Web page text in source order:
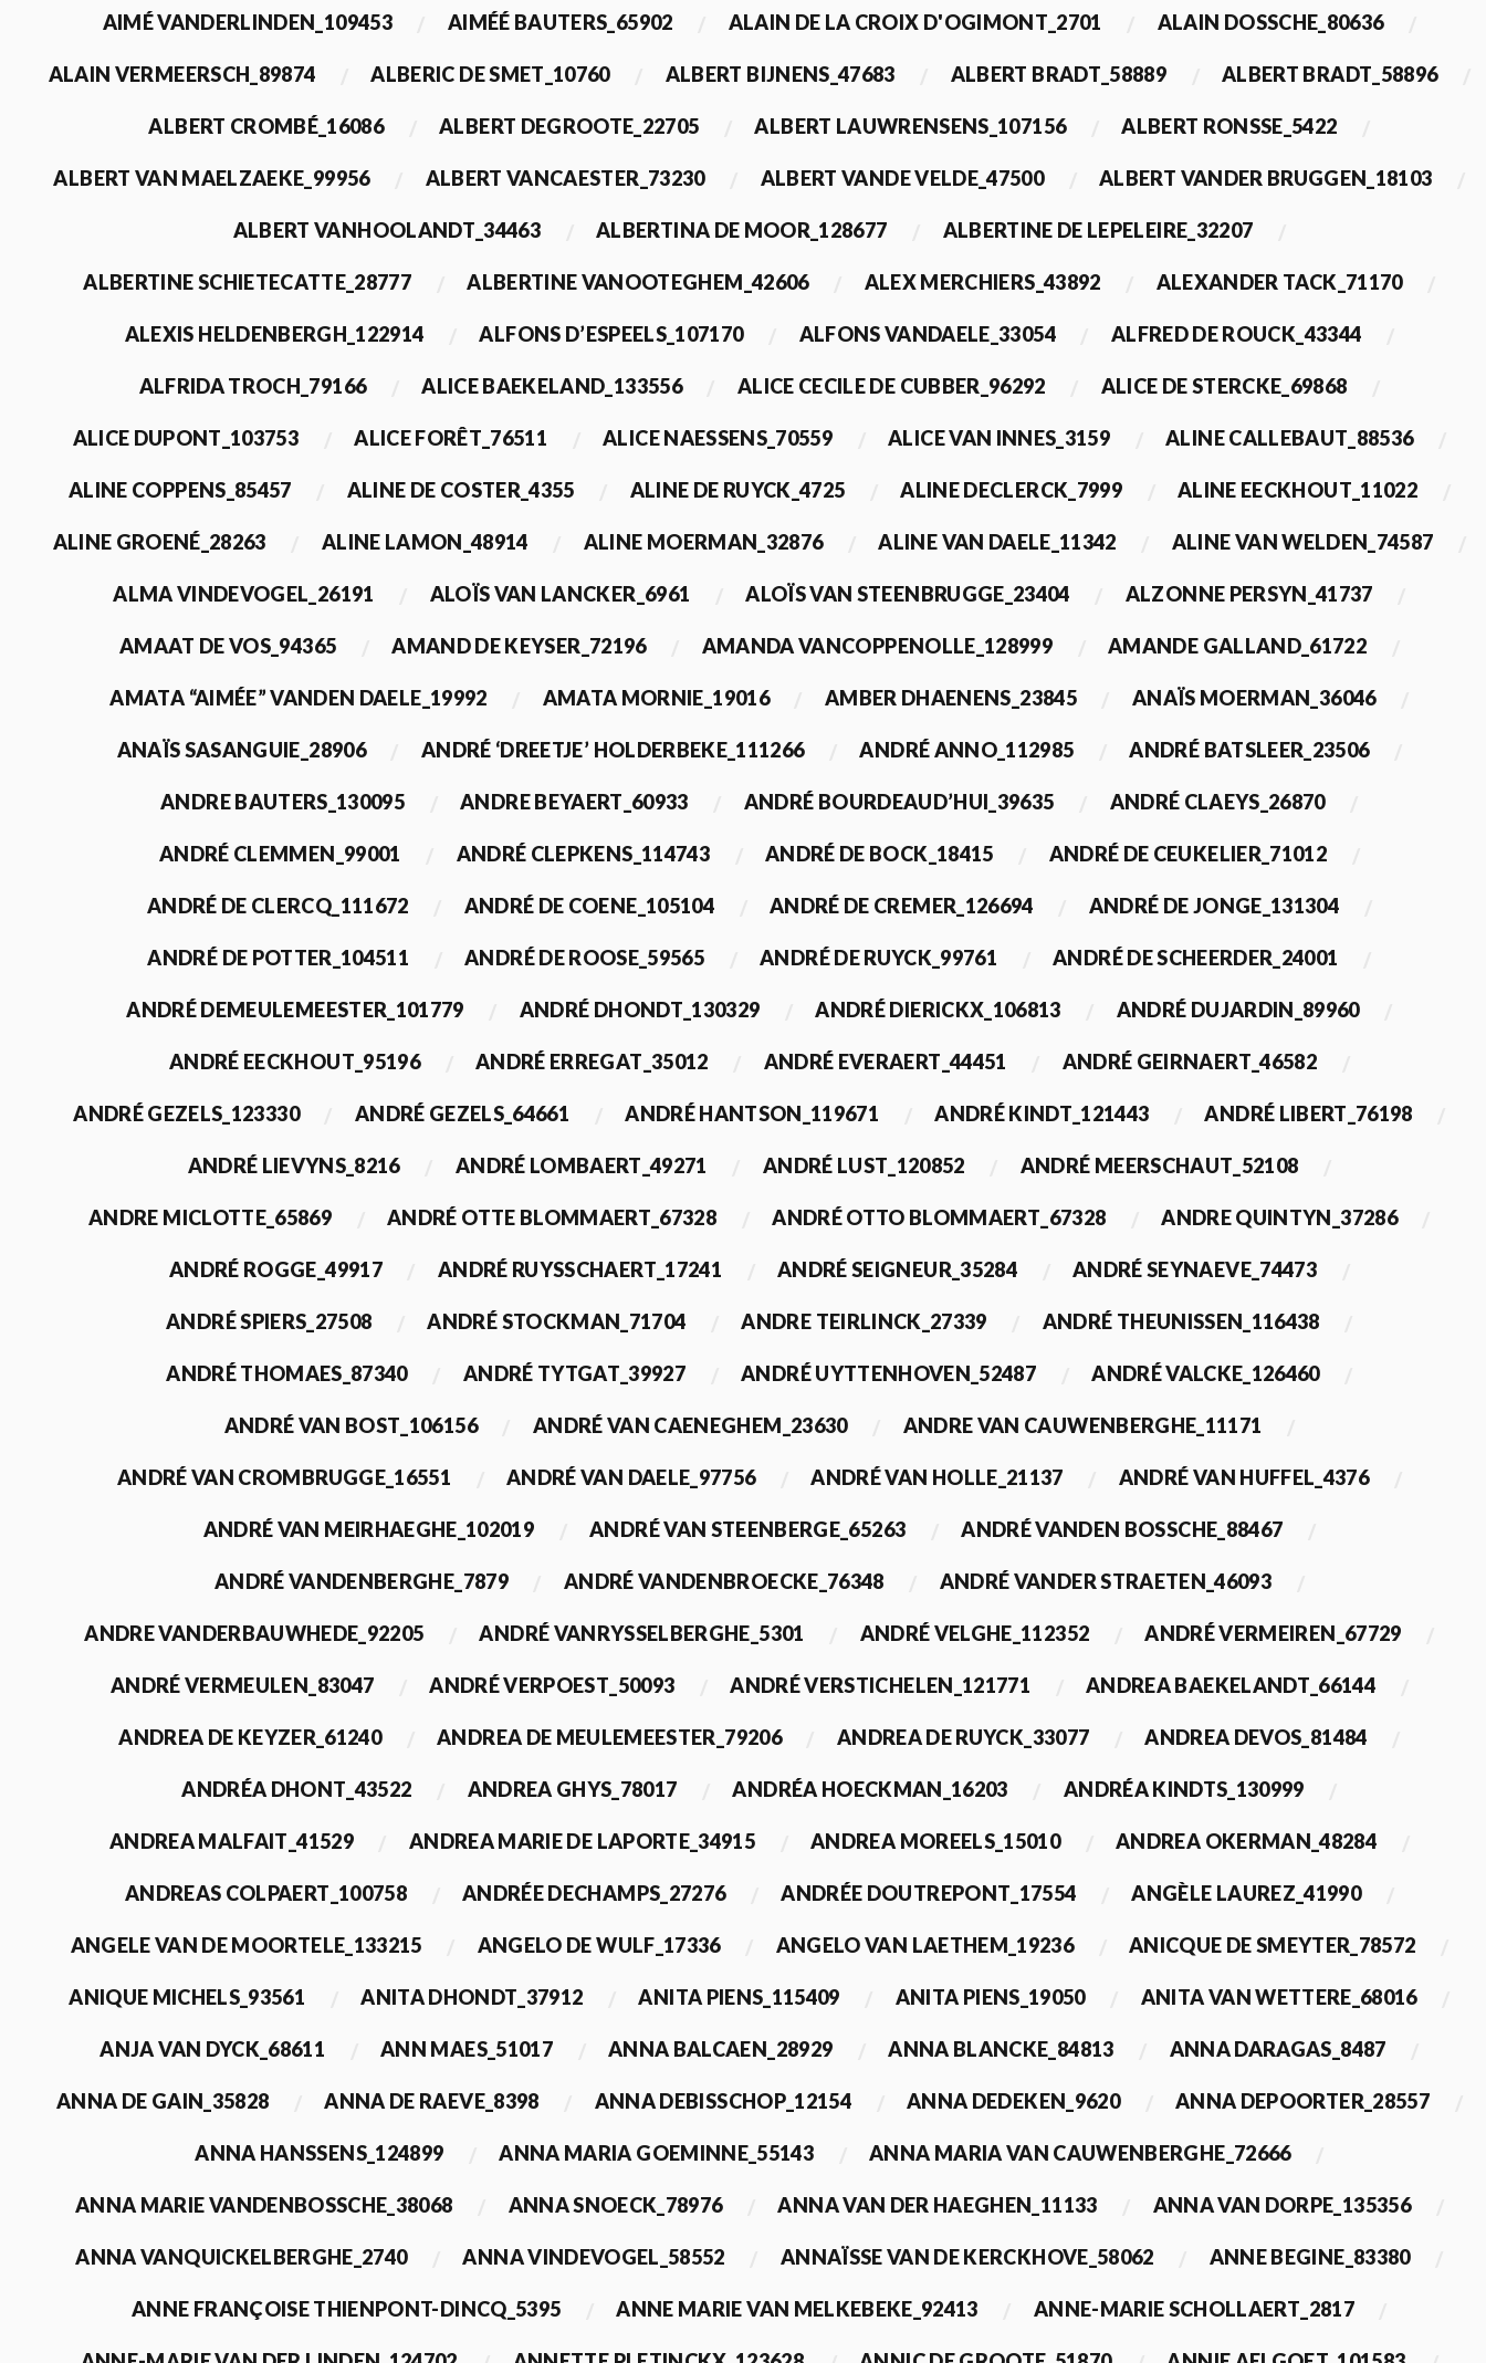
AIMÉ VANDERLINDEN_109453 AIMÉÉ BAUTERS_65902 ALAIN DE LA CROIX D'OGIMONT_2701 ALAIN DOSSCHE_80636
ALAIN VERMEERSCH_89874 ALBERIC DE SMET_10760 ALBERT BIJNENS_47683 ALBERT BRADT_58889 ALBERT BRADT_58896
ALBERT CROMBÉ_16086 ALBERT DEGROOTE_22705 ALBERT LAUWRENSENS_107156 ALBERT RONSSE_5422
ALBERT VAN MAELZAEKE_99956 ALBERT VANCAESTER_73230 ALBERT VANDE VELDE_47500 ALBERT VANDER BRUGGEN_18103
ALBERT VANHOOLANDT_34463 ALBERTINA DE MOOR_128677 ALBERTINE DE LEPELEIRE_32207
ALBERTINE SCHIETECATTE_28777 ALBERTINE VANOOTEGHEM_42606 ALEX MERCHIERS_43892 ALEXANDER TACK_71170
ALEXIS HELDENBERGH_122914 ALFONS D’ESPEELS_107170 ALFONS VANDAELE_33054 ALFRED DE ROUCK_43344
ALFRIDA TROCH_79166 ALICE BAEKELAND_133556 ALICE CECILE DE CUBBER_96292 ALICE DE STERCKE_69868
ALICE DUPONT_103753 ALICE FORÊT_76511 ALICE NAESSENS_70559 ALICE VAN INNES_3159 ALINE CALLEBAUT_88536
ALINE COPPENS_85457 ALINE DE COSTER_4355 ALINE DE RUYCK_4725 ALINE DECLERCK_7999 ALINE EECKHOUT_11022
ALINE GROENÉ_28263 ALINE LAMON_48914 ALINE MOERMAN_32876 ALINE VAN DAELE_11342 ALINE VAN WELDEN_74587
ALMA VINDEVOGEL_26191 ALOÏS VAN LANCKER_6961 ALOÏS VAN STEENBRUGGE_23404 ALZONNE PERSYN_41737
AMAAT DE VOS_94365 AMAND DE KEYSER_72196 AMANDA VANCOPPENOLLE_128999 AMANDE GALLAND_61722
AMATA “AIMÉE” VANDEN DAELE_19992 AMATA MORNIE_19016 AMBER DHAENENS_23845 ANAÏS MOERMAN_36046
ANAÏS SASANGUIE_28906 ANDRÉ ‘DREETJE’ HOLDERBEKE_111266 ANDRÉ ANNO_112985 ANDRÉ BATSLEER_23506
ANDRE BAUTERS_130095 ANDRE BEYAERT_60933 ANDRÉ BOURDEAUD’HUI_39635 ANDRÉ CLAEYS_26870
ANDRÉ CLEMMEN_99001 ANDRÉ CLEPKENS_114743 ANDRÉ DE BOCK_18415 ANDRÉ DE CEUKELIER_71012
ANDRÉ DE CLERCQ_111672 ANDRÉ DE COENE_105104 ANDRÉ DE CREMER_126694 ANDRÉ DE JONGE_131304
ANDRÉ DE POTTER_104511 ANDRÉ DE ROOSE_59565 ANDRÉ DE RUYCK_99761 ANDRÉ DE SCHEERDER_24001
ANDRÉ DEMEULEMEESTER_101779 ANDRÉ DHONDT_130329 ANDRÉ DIERICKX_106813 ANDRÉ DUJARDIN_89960
ANDRÉ EECKHOUT_95196 ANDRÉ ERREGAT_35012 ANDRÉ EVERAERT_44451 ANDRÉ GEIRNAERT_46582
ANDRÉ GEZELS_123330 ANDRÉ GEZELS_64661 ANDRÉ HANTSON_119671 ANDRÉ KINDT_121443 ANDRÉ LIBERT_76198
ANDRÉ LIEVYNS_8216 ANDRÉ LOMBAERT_49271 ANDRÉ LUST_120852 ANDRÉ MEERSCHAUT_52108
ANDRE MICLOTTE_65869 ANDRÉ OTTE BLOMMAERT_67328 ANDRÉ OTTO BLOMMAERT_67328 ANDRE QUINTYN_37286
ANDRÉ ROGGE_49917 ANDRÉ RUYSSCHAERT_17241 ANDRÉ SEIGNEUR_35284 ANDRÉ SEYNAEVE_74473
ANDRÉ SPIERS_27508 ANDRÉ STOCKMAN_71704 ANDRE TEIRLINCK_27339 ANDRÉ THEUNISSEN_116438
ANDRÉ THOMAES_87340 ANDRÉ TYTGAT_39927 ANDRÉ UYTTENHOVEN_52487 ANDRÉ VALCKE_126460
ANDRÉ VAN BOST_106156 ANDRÉ VAN CAENEGHEM_23630 ANDRE VAN CAUWENBERGHE_11171
ANDRÉ VAN CROMBRUGGE_16551 ANDRÉ VAN DAELE_97756 ANDRÉ VAN HOLLE_21137 ANDRÉ VAN HUFFEL_4376
ANDRÉ VAN MEIRHAEGHE_102019 ANDRÉ VAN STEENBERGE_65263 ANDRÉ VANDEN BOSSCHE_88467
ANDRÉ VANDENBERGHE_7879 ANDRÉ VANDENBROECKE_76348 ANDRÉ VANDER STRAETEN_46093
ANDRE VANDERBAUWHEDE_92205 ANDRÉ VANRYSSELBERGHE_5301 ANDRÉ VELGHE_112352 ANDRÉ VERMEIREN_67729
ANDRÉ VERMEULEN_83047 ANDRÉ VERPOEST_50093 ANDRÉ VERSTICHELEN_121771 ANDREA BAEKELANDT_66144
ANDREA DE KEYZER_61240 ANDREA DE MEULEMEESTER_79206 ANDREA DE RUYCK_33077 ANDREA DEVOS_81484
ANDRÉA DHONT_43522 ANDREA GHYS_78017 ANDRÉA HOECKMAN_16203 ANDRÉA KINDTS_130999
ANDREA MALFAIT_41529 ANDREA MARIE DE LAPORTE_34915 ANDREA MOREELS_15010 ANDREA OKERMAN_48284
ANDREAS COLPAERT_100758 ANDRÉE DECHAMPS_27276 ANDRÉE DOUTREPONT_17554 ANGÈLE LAUREZ_41990
ANGELE VAN DE MOORTELE_133215 ANGELO DE WULF_17336 ANGELO VAN LAETHEM_19236 ANICQUE DE SMEYTER_78572
ANIQUE MICHELS_93561 ANITA DHONDT_37912 ANITA PIENS_115409 ANITA PIENS_19050 ANITA VAN WETTERE_68016
ANJA VAN DYCK_68611 ANN MAES_51017 ANNA BALCAEN_28929 ANNA BLANCKE_84813 ANNA DARAGAS_8487
ANNA DE GAIN_35828 ANNA DE RAEVE_8398 ANNA DEBISSCHOP_12154 ANNA DEDEKEN_9620 ANNA DEPOORTER_28557
ANNA HANSSENS_124899 ANNA MARIA GOEMINNE_55143 ANNA MARIA VAN CAUWENBERGHE_72666
ANNA MARIE VANDENBOSSCHE_38068 ANNA SNOECK_78976 ANNA VAN DER HAEGHEN_11133 ANNA VAN DORPE_135356
ANNA VANQUICKELBERGHE_2740 ANNA VINDEVOGEL_58552 ANNAÏSSE VAN DE KERCKHOVE_58062 ANNE BEGINE_83380
ANNE FRANÇOISE THIENPONT-DINCQ_5395 ANNE MARIE VAN MELKEBEKE_92413 ANNE-MARIE SCHOLLAERT_2817